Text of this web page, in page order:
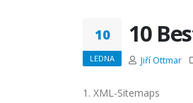
10
LEDNA
10
Jiří Ottmar
1. XML-Sitemaps